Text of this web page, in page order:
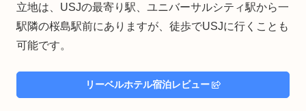
立地は、USJの最寄り駅、ユニバーサルシティ駅から一
駅隣の桜島駅前にありますが、徒歩でUSJに行くことも
可能です。
リーベルホテル宿泊レビュー